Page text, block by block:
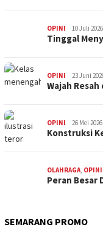
OPINI 10 Juli 2026
Tinggal
OPINI 23 Juni
Wajah
OPINI 26 Mei 2026
Konstruksi
OLAHRAGA OPINI
Peran Besar
SEMARANG PROMO
SEMARANG PROMO 9 Mei